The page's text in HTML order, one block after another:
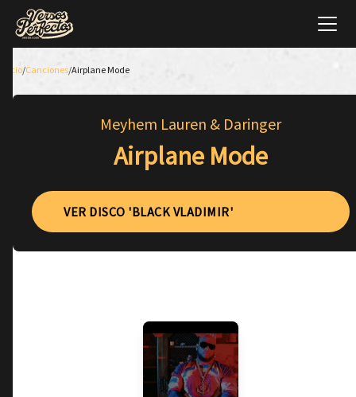
Inicio/Canciones/Airplane Mode
Meyhem Lauren & Daringer
Airplane Mode
VER DISCO 'BLACK VLADIMIR'